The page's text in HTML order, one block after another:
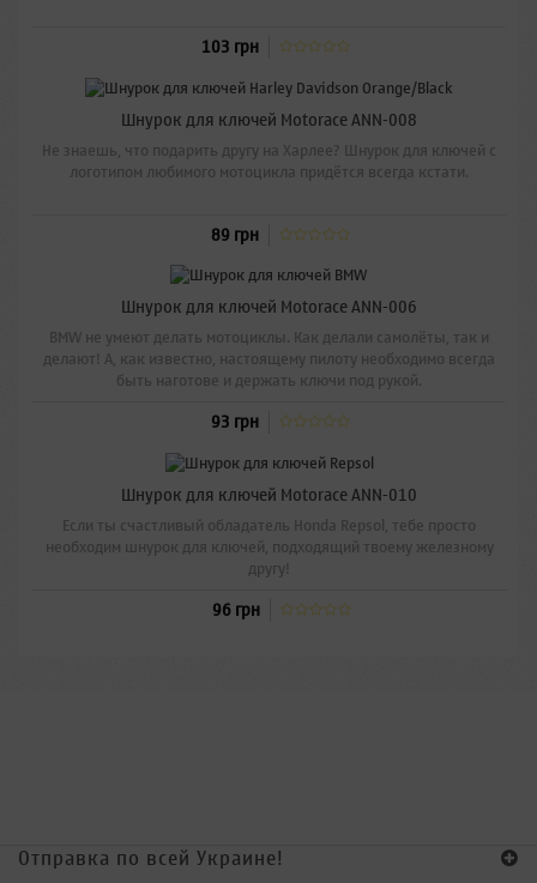
103 грн
Шнурок для ключей Motorace ANN-008
Не знаешь, что подарить другу на Харлее? Шнурок для ключей с
логотипом любимого мотоцикла придётся всегда кстати.
89 грн
Шнурок для ключей Motorace ANN-006
BMW не умеют делать мотоциклы. Как делали самолёты, так и
делают! А, как известно, настоящему пилоту необходимо всегда
быть наготове и держать ключи под рукой.
93 грн
Шнурок для ключей Motorace ANN-010
Если ты счастливый обладатель Honda Repsol, тебе просто
необходим шнурок для ключей, подходящий твоему железному
другу!
96 грн
Отправка по всей Украине!